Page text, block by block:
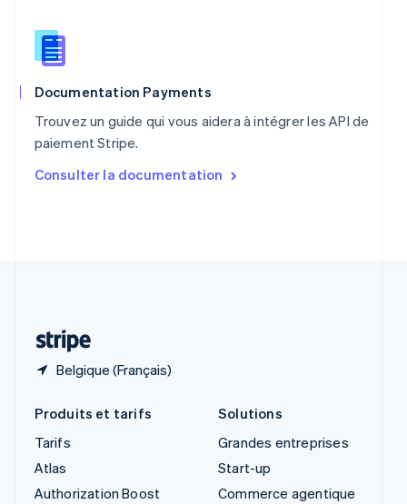
Documentation Payments
Trouvez un guide qui vous aidera à intégrer les API de
paiement Stripe.
Consulter la documentation
Belgique (Français)
English
Roumanie
Royaume-Uni
Singapour
English简体中文
English
Produits et tarifs
Tarifs
Atlas
Authorization Boost
Solutions
Grandes entreprises
Start-up
Commerce agentique